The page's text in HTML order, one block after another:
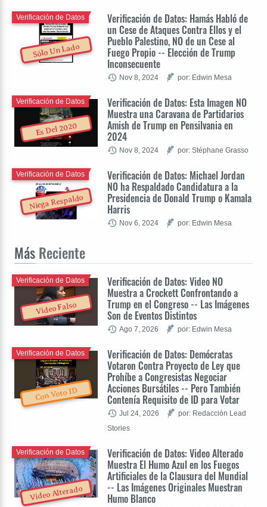
Sólo Un Lado
Verificación de Datos: Hamás Habló de
un Cese de Ataques Contra Ellos y el
Pueblo Palestino, NO de un Cese al
Fuego Propio -- Elección de Trump
Inconsecuente
Verificación de Datos
Nov 8, 2024 por: Edwin Mesa
Es Del 2020
Verificación de Datos: Esta Imagen NO
Muestra una Caravana de Partidarios
Amish de Trump en Pensilvania en
2024
Verificación de Datos
Nov 8, 2024 por: Stéphane Grasso
Niega Respaldo
Verificación de Datos: Michael Jordan
NO ha Respaldado Candidatura a la
Presidencia de Donald Trump o Kamala
Harris
Verificación de Datos
Nov 6, 2024 por: Edwin Mesa
Más Reciente
Video Falso
Verificación de Datos: Video NO
Muestra a Crockett Confrontando a
Trump en el Congreso -- Las Imágenes
Son de Eventos Distintos
Verificación de Datos
Ago 7, 2026 por: Edwin Mesa
Con Voto ID
Verificación de Datos: Demócratas
Votaron Contra Proyecto de Ley que
Prohíbe a Congresistas Negociar
Acciones Bursátiles -- Pero También
Contenía Requisito de ID para Votar
Verificación de Datos
Jul 24, 2026
por: Redacción Lead
Stories
Video Alterado
Verificación de Datos: Video Alterado
Muestra El Humo Azul en los Fuegos
Artificiales de la Clausura del Mundial
-- Las Imágenes Originales Muestran
Humo Blanco
Verificación de Datos